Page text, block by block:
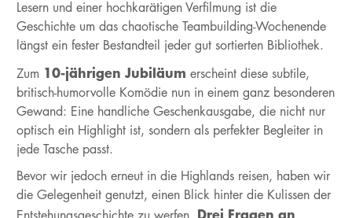
Lesern und einer hochkarätigen Verfilmung ist die
Geschichte um das chaotische Teambuilding-Wochenende
längst ein fester Bestandteil jeder gut sortierten Bibliothek.
Zum 10-jährigen Jubiläum erscheint diese subtile,
britisch-humorvolle Komödie nun in einem ganz besonderen
Gewand: Eine handliche Geschenkausgabe, die nicht nur
optisch ein Highlight ist, sondern als perfekter Begleiter in
jede Tasche passt.
Bevor wir jedoch erneut in die Highlands reisen, haben wir
die Gelegenheit genutzt, einen Blick hinter die Kulissen der
Drei Fragen an